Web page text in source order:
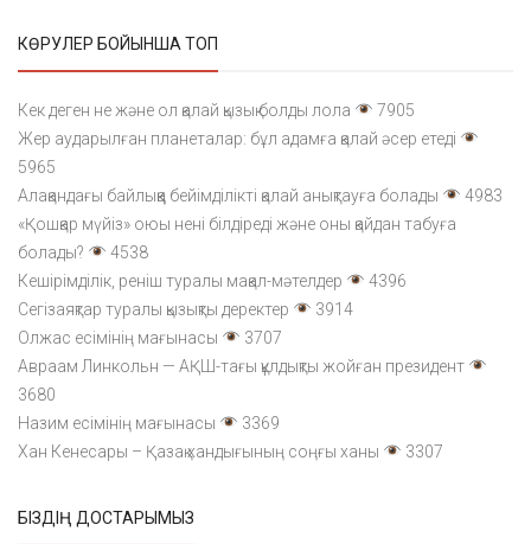
КӨРУЛЕР БОЙЫНША ТОП
Кек деген не және ол қалай қызық болды лола
7905
Жер аударылған планеталар: бұл адамға қалай әсер етеді
5965
Алақандағы байлыққа бейімділікті қалай анықтауға болады
4983
«Қошқар мүйіз» оюы нені білдіреді және оны қайдан табуға
болады?
4538
Кешірімділік, реніш туралы мақал-мәтелдер
4396
Сегізаяқтар туралы қызықты деректер
3914
Олжас есімінің мағынасы
3707
Авраам Линкольн — АҚШ-тағы құлдықты жойған президент
3680
Назим есімінің мағынасы
3369
Хан Кенесары – Қазақ хандығының соңғы ханы
3307
БІЗДІҢ ДОСТАРЫМЫЗ